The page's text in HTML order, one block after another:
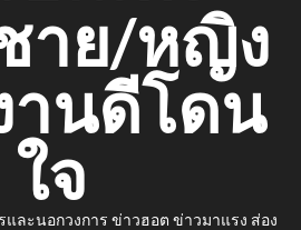
าย/หญิง
านดีโดน
ใจ
และนอกวงการ ข่าวฮอต ข่าวมาแรง ส่อง